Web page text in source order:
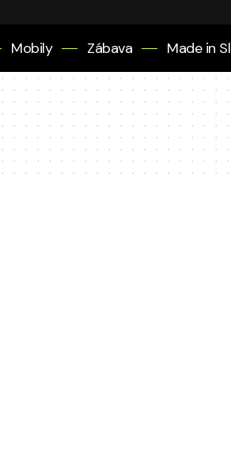
Mobily Zábava Made in